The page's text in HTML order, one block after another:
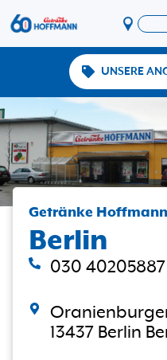
Angebote & Aktionen
App
PAYBACK
Vereinswelt
DosenExpress
HoffmannBringts
Services
Unternehmen
UNSERE
Getränke Hoffmann
Berlin
030 40205887
Oranienburger
13437 Berlin